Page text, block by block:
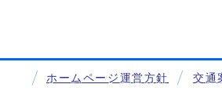
ホームページ運営方針 交通